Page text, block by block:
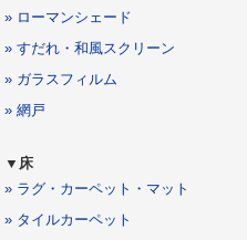
» ローマンシェード
» すだれ・和風スクリーン
» ガラスフィルム
» 網戸
▼床
» ラグ・カーペット・マット
» タイルカーペット